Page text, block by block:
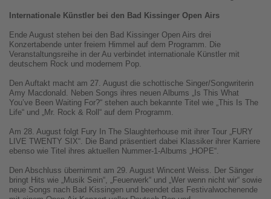
Internationale Künstler bei den Bad Kissinger Open Airs
Ende August stehen bei den Bad Kissinger Open Airs drei
Konzertabende unter freiem Himmel auf dem Programm. Die
Veranstaltungsreihe in der Au verbindet internationale Künstler mit
deutschem Rock und modernem Pop.
Den Auftakt macht am 27. August die schottische Singer/Songwriterin
Amy Macdonald. Neben Songs ihres neuen Albums „Is This What
You’ve Been Waiting For?“ stehen auch bekannte Titel wie „This Is The
Life“ und „Mr. Rock & Roll“ auf dem Programm.
Am 28. August folgt Fury In The Slaughterhouse mit ihrer Tour „FURY
LIVE TWENTY SIX“. Die Band präsentiert dabei Klassiker ihrer Karriere
ebenso wie Titel ihres aktuellen Nummer-1-Albums „HOPE“.
Den Abschluss übernimmt am 29. August Wincent Weiss. Der Sänger
bringt Hits wie „Musik Sein“, „Feuerwerk“ und „Wer wenn nicht wir“ sowie
neue Songs nach Bad Kissingen und beendet das Festivalwochenende